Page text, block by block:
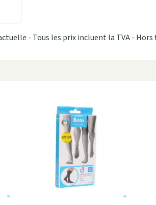
- Tous les prix incluent la TVA - Hors